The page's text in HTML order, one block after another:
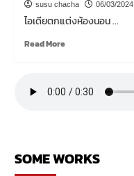
susu chacha 06/03/2024
ไอเดียตกแต่งห้องนอน ...
Read MoreRead
เดีย
SOME WORKS